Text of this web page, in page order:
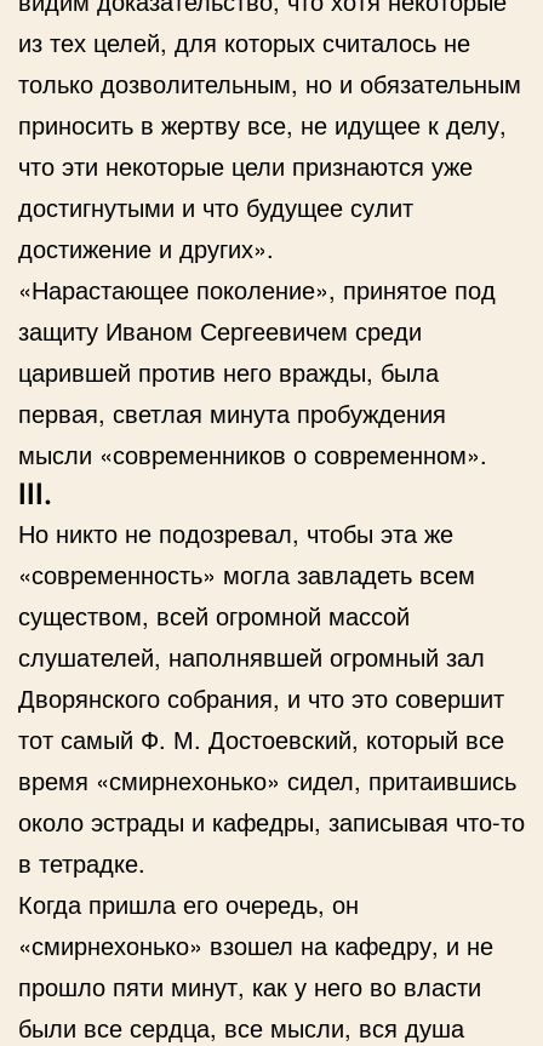
из тех целей, для которых считалось не
только дозволительным, но и обязательным
приносить в жертву все, не идущее к делу,
что эти некоторые цели признаются уже
достигнутыми и что будущее сулит
достижение и других».
«Нарастающее поколение», принятое под
защиту Иваном Сергеевичем среди
царившей против него вражды, была
первая, светлая минута пробуждения
мысли «современников о современном».
III.
Но никто не подозревал, чтобы эта же
«современность» могла завладеть всем
существом, всей огромной массой
слушателей, наполнявшей огромный зал
Дворянского собрания, и что это совершит
тот самый Ф. М. Достоевский, который все
время «смирнехонько» сидел, притаившись
около эстрады и кафедры, записывая что-то
в тетрадке.
Когда пришла его очередь, он
«смирнехонько» взошел на кафедру, и не
прошло пяти минут, как у него во власти
были все сердца, все мысли, вся душа